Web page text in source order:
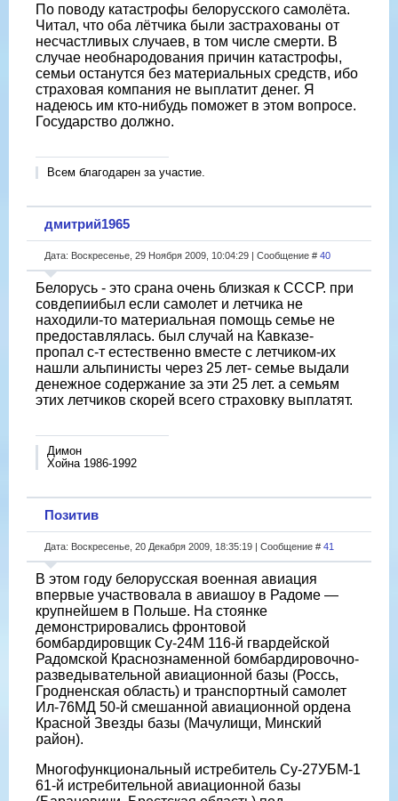
По поводу катастрофы белорусского самолёта.
Читал, что оба лётчика были застрахованы от
несчастливых случаев, в том числе смерти. В
случае необнародования причин катастрофы,
семьи останутся без материальных средств, ибо
страховая компания не выплатит денег. Я
надеюсь им кто-нибудь поможет в этом вопросе.
Государство должно.
Всем благодарен за участие.
дмитрий1965
Дата: Воскресенье, 29 Ноября 2009, 10:04:29 | Сообщение # 40
Белорусь - это срана очень близкая к СССР. при
совдепиибыл если самолет и летчика не
находили-то материальная помощь семье не
предоставлялась. был случай на Кавказе-
пропал с-т естественно вместе с летчиком-их
нашли альпинисты через 25 лет- семье выдали
денежное содержание за эти 25 лет. а семьям
этих летчиков скорей всего страховку выплатят.
Димон
Хойна 1986-1992
Позитив
Дата: Воскресенье, 20 Декабря 2009, 18:35:19 | Сообщение # 41
В этом году белорусская военная авиация
впервые участвовала в авиашоу в Радоме —
крупнейшем в Польше. На стоянке
демонстрировались фронтовой
бомбардировщик Су-24М 116-й гвардейской
Радомской Краснознаменной бомбардировочно-
разведывательной авиационной базы (Россь,
Гродненская область) и транспортный самолет
Ил-76МД 50-й смешанной авиационной ордена
Красной Звезды базы (Мачулищи, Минский
район).
Многофункциональный истребитель Су-27УБМ-1
61-й истребительной авиационной базы